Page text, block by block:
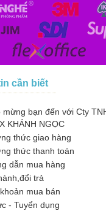
cần biết
mừng bạn đến với Cty
KHÁNH NGỌC
thức giao hàng
thức thanh toán
dẫn mua hàng
trả
mua bán
- Tuyển dụng